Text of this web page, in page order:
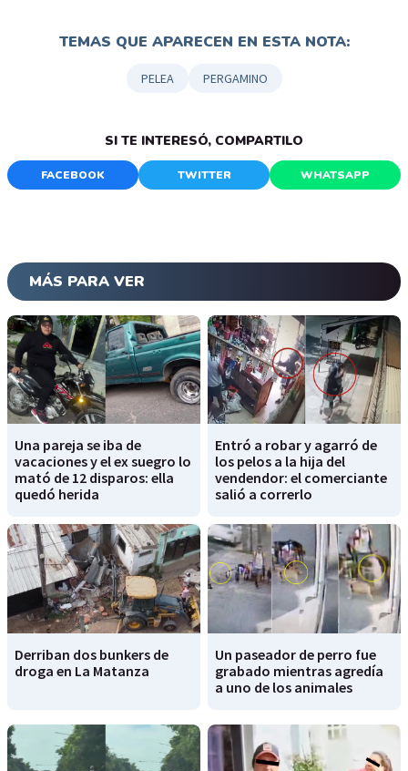
TEMAS QUE APARECEN EN ESTA NOTA:
PELEA PERGAMINO
SI TE INTERESÓ, COMPARTILO
FACEBOOK TWITTER WHATSAPP
MÁS PARA VER
Una pareja se iba de
vacaciones y el ex suegro lo
mató de 12 disparos: ella
quedó herida
Entró a robar y agarró de
los pelos a la hija del
vendendor: el comerciante
salió a correrlo
Derriban dos bunkers de
droga en La Matanza
Un paseador de perro fue
grabado mientras agredía
a uno de los animales